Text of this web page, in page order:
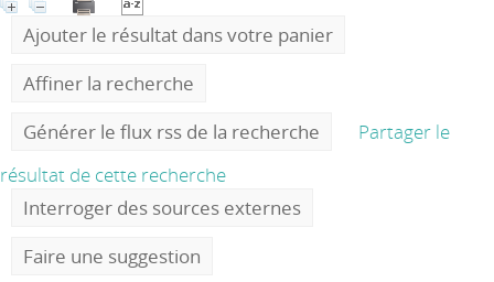
Ajouter le résultat dans votre panier
Affiner la recherche
Générer le flux rss de la recherche
Partager le
résultat de cette recherche
Interroger des sources externes
Faire une suggestion